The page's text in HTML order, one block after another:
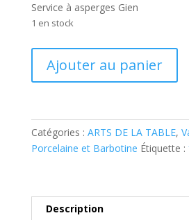
Service à asperges Gien
1 en stock
asperges
Gien
Ajouter au panier
Catégories : ARTS DE LA TABLE,
Porcelaine et Barbotine Étiquette :
Description